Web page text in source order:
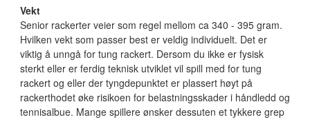
Vekt
Senior rackerter veier som regel mellom ca 340 - 395 gram.
Hvilken vekt som passer best er veldig individuelt. Det er
viktig å unngå for tung rackert. Dersom du ikke er fysisk
sterkt eller er ferdig teknisk utviklet vil spill med for tung
rackert og eller der tyngdepunktet er plassert høyt på
rackerthodet øke risikoen for belastningsskader i håndledd og
tennisalbue. Mange spillere ønsker dessuten et tykkere grep